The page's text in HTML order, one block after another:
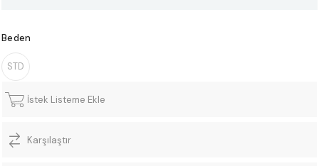
Beden
STD
İstek Listeme Ekle
Karşılaştır